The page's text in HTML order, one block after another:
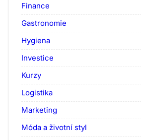
Finance
Gastronomie
Hygiena
Investice
Kurzy
Logistika
Marketing
Móda a životní styl